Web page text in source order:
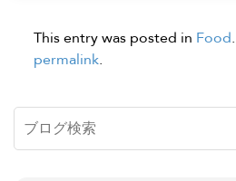
This entry was posted in Food
permalink.